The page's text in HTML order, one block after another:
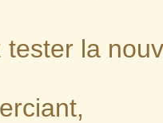
tester la